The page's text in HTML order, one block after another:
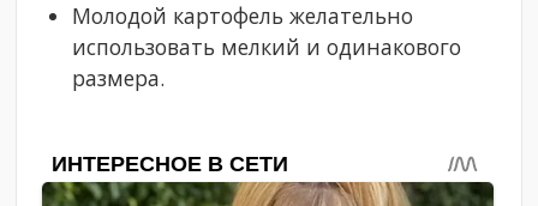
Молодой картофель желательно
использовать мелкий и одинакового
размера.